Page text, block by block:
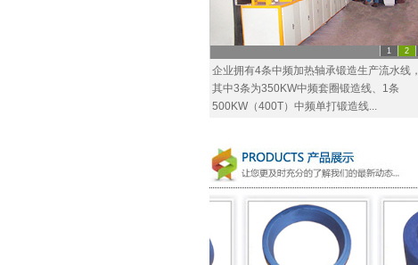
1 2
企业拥有4条中频加热轴承锻造生产流水线，
其中3条为350KW中频套圈锻造线、1条
500KW（400T）中频单打锻造线...